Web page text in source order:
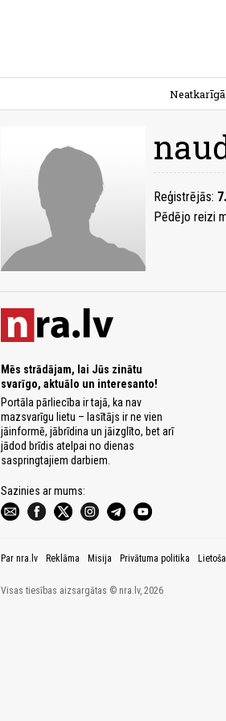
Neatkarīgā
Reģistrējās:
Pēdējo reizi
Mēs strādājam, lai Jūs zinātu
svarīgo, aktuālo un interesanto!
Portāla pārliecība ir tajā, ka nav
mazsvarīgu lietu – lasītājs ir ne vien
jāinformē, jābrīdina un jāizglīto, bet arī
jādod brīdis atelpai no dienas
saspringtajiem darbiem.
Sazinies ar mums:
Par nra.lv Reklāma Misija Privātuma politika
Visas tiesības aizsargātas © nra.lv, 2026